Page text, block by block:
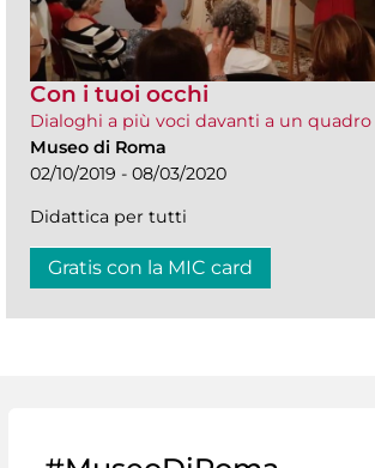
Con i tuoi occhi
Dialoghi a più voci davanti a un quadro
Museo di Roma
02/10/2019 - 08/03/2020
Didattica per tutti
Gratis con la MIC card